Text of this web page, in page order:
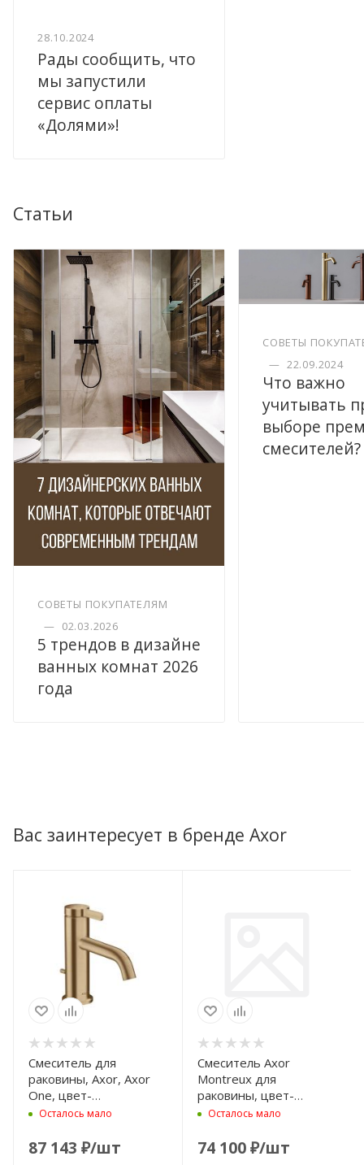
28.10.2024
Рады сообщить, что
мы запустили
сервис оплаты
«Долями»!
Статьи
СОВЕТЫ ПОКУПАТЕЛЯМ
— 02.03.2026
5 трендов в дизайне
ванных комнат 2026
года
СОВЕТЫ
— 22.09.2024
Что важно
учитывать
выборе
смесителей?
Вас заинтересует в бренде Axor
Смеситель для
раковины, Axor, Axor
One, цвет-
шлифованная бронза
Осталось мало
87 143 ₽/шт
Смеситель Axor
Montreux для
раковины, цвет-
шлифованное золото
Осталось мало
74 100₽/шт